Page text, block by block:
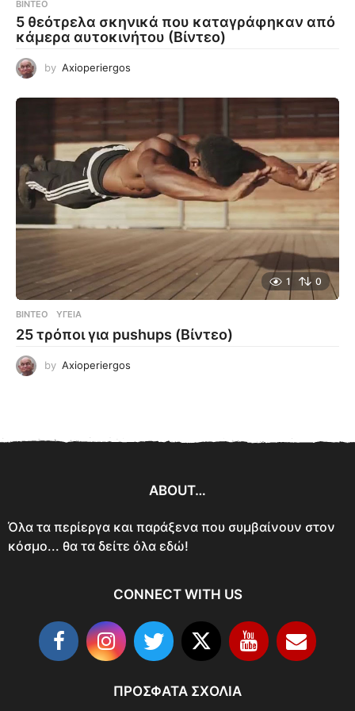
ΒΊΝΤΕΟ
5 θεότρελα σκηνικά που καταγράφηκαν από
κάμερα αυτοκινήτου (Βίντεο)
by Axioperiergos
1 0
ΒΊΝΤΕΟ ΥΓΕΊΑ
25 τρόποι για pushups (Βίντεο)
by Axioperiergos
ABOUT…
Όλα τα περίεργα και παράξενα που συμβαίνουν στον
κόσμο... θα τα δείτε όλα εδώ!
CONNECT WITH US
ΠΡΌΣΦΑΤΑ ΣΧΌΛΙΑ